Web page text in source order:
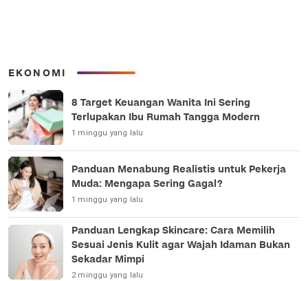
EKONOMI
8 Target Keuangan Wanita Ini Sering
Terlupakan Ibu Rumah Tangga Modern
1 minggu yang lalu
Panduan Menabung Realistis untuk Pekerja
Muda: Mengapa Sering Gagal?
1 minggu yang lalu
Panduan Lengkap Skincare: Cara Memilih
Sesuai Jenis Kulit agar Wajah Idaman Bukan
Sekadar Mimpi
2 minggu yang lalu